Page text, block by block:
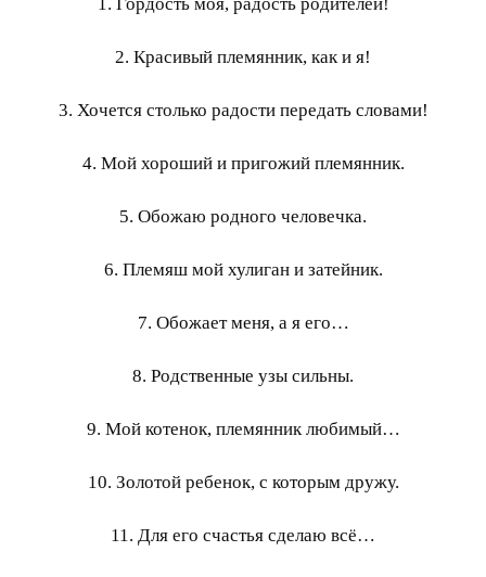
1. Гордость моя, радость родителей!
2. Красивый племянник, как и я!
3. Хочется столько радости передать словами!
4. Мой хороший и пригожий племянник.
5. Обожаю родного человечка.
6. Племяш мой хулиган и затейник.
7. Обожает меня, а я его…
8. Родственные узы сильны.
9. Мой котенок, племянник любимый…
10. Золотой ребенок, с которым дружу.
11. Для его счастья сделаю всё…